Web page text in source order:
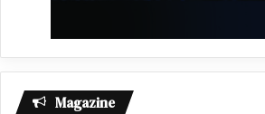
Magazine